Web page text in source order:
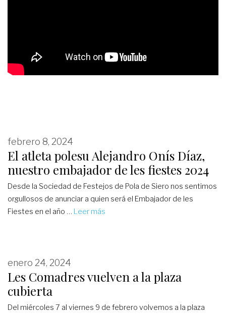
El atleta polesu Alejandro Onís Díaz,
nuestro embajador de les fiestes 2024
febrero 8, 2024
Desde la Sociedad de Festejos de Pola de Siero nos sentimos
orgullosos de anunciar a quien será el Embajador de les
Fiestes en el año … Leer más
Les Comadres vuelven a la plaza
cubierta
enero 24, 2024
Del miércoles 7 al viernes 9 de febrero volvemos a la plaza